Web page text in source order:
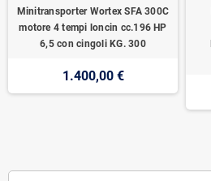
Minitransporter Wortex SFA 300C
motore 4 tempi loncin cc.196 HP
6,5 con cingoli KG. 300
1.400,00 €